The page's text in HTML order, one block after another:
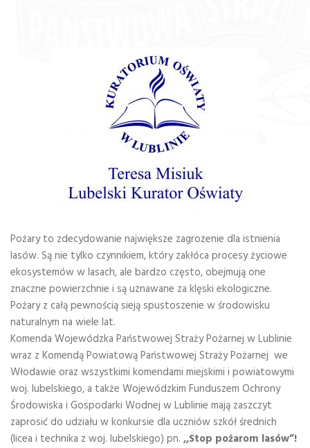
Pożary to zdecydowanie największe zagrożenie dla istnienia
lasów. Są nie tylko czynnikiem, który zakłóca procesy życiowe
ekosystemów w lasach, ale bardzo często, obejmują one
znaczne powierzchnie i są uznawane za klęski ekologiczne.
Pożary z całą pewnością sieją spustoszenie w środowisku
naturalnym na wiele lat.
Komenda Wojewódzka Państwowej Straży Pożarnej w Lublinie
wraz z Komendą Powiatową Państwowej Straży Pożarnej we
Włodawie oraz wszystkimi komendami miejskimi i powiatowymi
woj. lubelskiego, a także Wojewódzkim Funduszem Ochrony
Środowiska i Gospodarki Wodnej w Lublinie mają zaszczyt
zaprosić do udziału w konkursie dla uczniów szkół średnich
(licea i technika z woj. lubelskiego) pn. ,,Stop pożarom lasów”!